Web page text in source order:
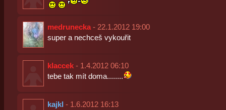
medrunecka- 22.1.2012 19:00
super a nechceš vykouřit
klaccek- 1.4.2012 06:10
tebe tak mít doma........
kajkl - 1.6.2012 16:13